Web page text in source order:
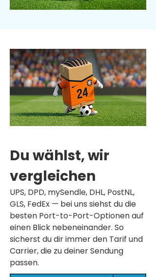
Du wählst, wir
vergleichen
UPS, DPD, mySendle, DHL, PostNL,
GLS, FedEx — bei uns siehst du die
besten Port-to-Port-Optionen auf
einen Blick nebeneinander. So
sicherst du dir immer den Tarif und
Carrier, die zu deiner Sendung
passen.